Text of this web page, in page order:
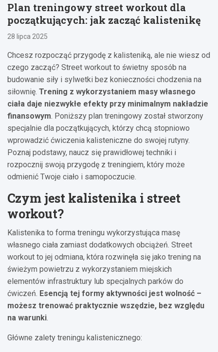
Plan treningowy street workout dla
początkujących: jak zacząć kalistenikę
28 lipca 2025
Chcesz rozpocząć przygodę z kalisteniką, ale nie wiesz od
czego zacząć? Street workout to świetny sposób na
budowanie siły i sylwetki bez konieczności chodzenia na
siłownię. Trening z wykorzystaniem masy własnego
ciała daje niezwykłe efekty przy minimalnym nakładzie
finansowym. Poniższy plan treningowy został stworzony
specjalnie dla początkujących, którzy chcą stopniowo
wprowadzić ćwiczenia kalisteniczne do swojej rutyny.
Poznaj podstawy, naucz się prawidłowej techniki i
rozpocznij swoją przygodę z treningiem, który może
odmienić Twoje ciało i samopoczucie.
Czym jest kalistenika i street
workout?
Kalistenika to forma treningu wykorzystująca masę
własnego ciała zamiast dodatkowych obciążeń. Street
workout to jej odmiana, która rozwinęła się jako trening na
świeżym powietrzu z wykorzystaniem miejskich
elementów infrastruktury lub specjalnych parków do
ćwiczeń. Esencją tej formy aktywności jest wolność –
możesz trenować praktycznie wszędzie, bez względu
na warunki.
Główne zalety treningu kalistenicznego: